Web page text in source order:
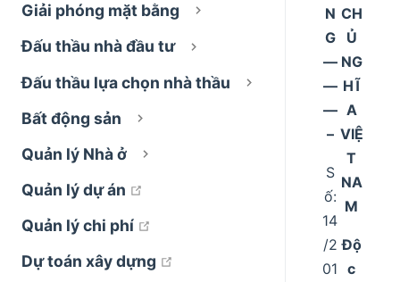
Giải phóng mặt bằng
Đấu thầu nhà đầu tư
Đấu thầu lựa chọn nhà thầu
Bất động sản
Quản lý Nhà ở
Quản lý dự án
Quản lý chi phí
Dự toán xây dựng
open in new window
N
G
––
––
––
–
S
ố:
14
/2
01
CH
Ủ
NG
HĨ
A
VIỆ
T
NA
M
Độ
c